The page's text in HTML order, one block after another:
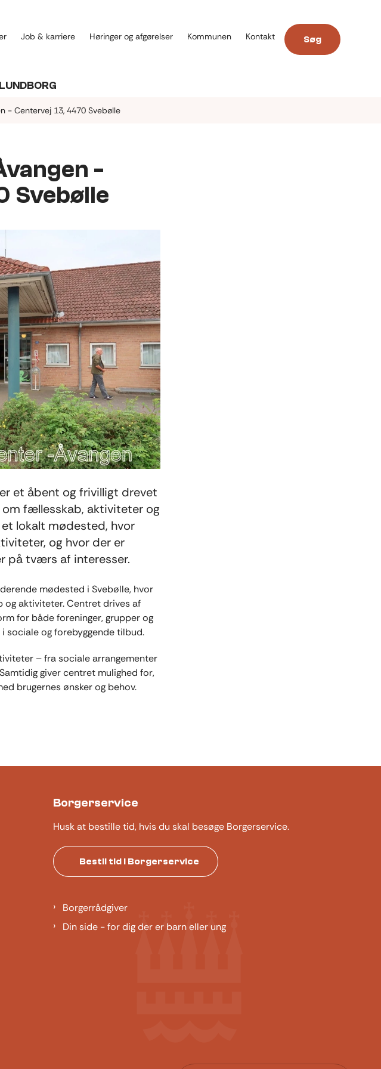
Job & karriere Høringer og afgørelser Kommunen Kontakt Søg
- Centervej 13, 4470 Svebølle
-
Svebølle
et åbent og frivilligt drevet
fællesskab, aktiviteter og
lokalt mødested, hvor
og hvor der er
på tværs af interesser.
mødested i Svebølle, hvor
aktiviteter. Centret drives af
for både foreninger, grupper og
sociale og forebyggende tilbud.
– fra sociale arrangementer
giver centret mulighed for,
brugernes ønsker og behov.
Borgerservice
Husk at bestille tid, hvis du skal besøge Borgerservice.
Bestil tid i Borgerservice
Borgerrådgiver
Din side - for dig der er barn eller ung